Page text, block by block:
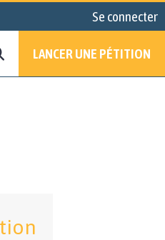
Se connecter
LANCER UNE PÉTITION